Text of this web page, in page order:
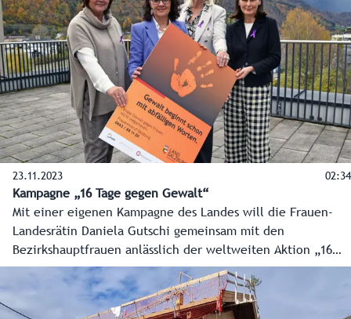
App inklusive Sofortnachrichten für die Bezirke und auch
der Land Salzburg Ticker sowie die Social-Media-Seiten.
Jetzt bewerben und Videojournalist:in für das Land
Salzburg werden! Bewerbung bis 7. Dezember 2023.
23.11.2023 02:34
Kampagne „16 Tage gegen Gewalt“
Mit einer eigenen Kampagne des Landes will die Frauen-
Landesrätin Daniela Gutschi gemeinsam mit den
Bezirkshauptfrauen anlässlich der weltweiten Aktion „16
Tage gegen Gewalt“ Menschen ermutigen, couragiert zu
handeln, wenn sie bereits verbale Übergriffe wahrnehmen.
Jeder soll sich aktiv an der Prävention beteiligen. Anhand